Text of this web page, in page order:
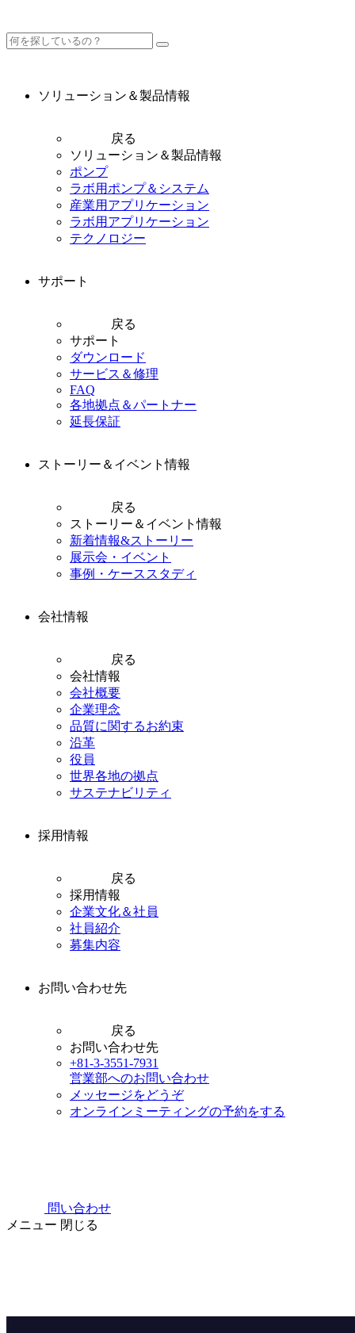
ソリューション＆製品情報
戻る
ソリューション＆製品情報
ポンプ
ラボ用ポンプ＆システム
産業用アプリケーション
ラボ用アプリケーション
テクノロジー
サポート
戻る
サポート
ダウンロード
サービス＆修理
FAQ
各地拠点＆パートナー
延長保証
ストーリー＆イベント情報
戻る
ストーリー＆イベント情報
新着情報&ストーリー
展示会・イベント
事例・ケーススタディ
会社情報
戻る
会社情報
会社概要
企業理念
品質に関するお約束
沿革
役員
世界各地の拠点
サステナビリティ
採用情報
戻る
採用情報
企業文化＆社員
社員紹介
募集内容
お問い合わせ先
戻る
お問い合わせ先
+81-3-3551-7931
営業部へのお問い合わせ
メッセージをどうぞ
オンラインミーティングの予約をする
問い合わせ
メニュー 閉じる